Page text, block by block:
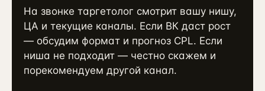
На звонке таргетолог смотрит вашу нишу,
ЦА и текущие каналы. Если ВК даст рост
— обсудим формат и прогноз CPL. Если
ниша не подходит — честно скажем и
порекомендуем другой канал.